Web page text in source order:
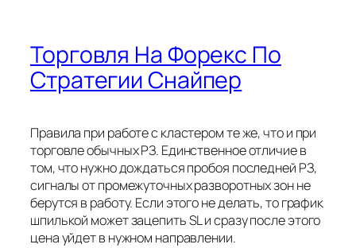
Торговля На Форекс По
Стратегии Снайпер
Правила при работе с кластером те же, что и при
торговле обычных РЗ. Единственное отличие в
том, что нужно дождаться пробоя последней РЗ,
сигналы от промежуточных разворотных зон не
берутся в работу. Если этого не делать, то график
шпилькой может зацепить SL и сразу после этого
цена уйдет в нужном направлении.